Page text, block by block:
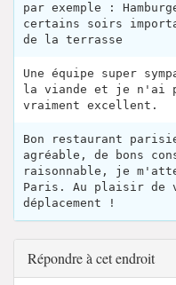
par exemple :
certains soirs
de la terrasse
Une équipe super
la viande et je n'ai
vraiment excellent.
Bon restaurant
agréable, de bons
raisonnable, je
Paris. Au plaisir de
déplacement !
Répondre à cet endroit